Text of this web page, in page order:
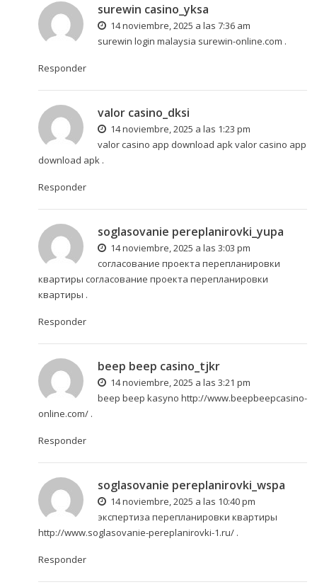
surewin casino_yksa
14 noviembre, 2025 a las 7:36 am
surewin login malaysia surewin-online.com .
Responder
valor casino_dksi
14 noviembre, 2025 a las 1:23 pm
valor casino app download apk valor casino app
download apk .
Responder
soglasovanie pereplanirovki_yupa
14 noviembre, 2025 a las 3:03 pm
согласование проекта перепланировки
квартиры согласование проекта перепланировки
квартиры .
Responder
beep beep casino_tjkr
14 noviembre, 2025 a las 3:21 pm
beep beep kasyno http://www.beepbeepcasino-
online.com/.
Responder
soglasovanie pereplanirovki_wspa
14 noviembre, 2025 a las 10:40 pm
экспертиза перепланировки квартиры
http://www.soglasovanie-pereplanirovki-1.ru/.
Responder